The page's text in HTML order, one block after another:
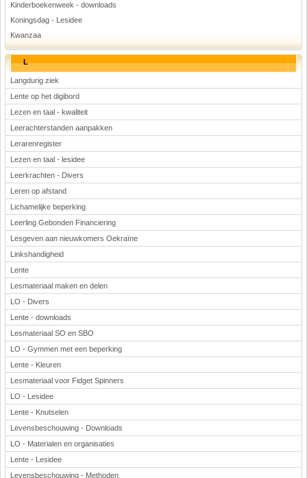
Kinderboekenweek - downloads
Koningsdag - Lesidee
Kwanzaa
L
Langdurig ziek
Lente op het digibord
Lezen en taal - kwaliteit
Leerachterstanden aanpakken
Lerarenregister
Lezen en taal - lesidee
Leerkrachten - Divers
Leren op afstand
Lichamelijke beperking
Leerling Gebonden Financiering
Lesgeven aan nieuwkomers Oekraïne
Linkshandigheid
Lente
Lesmateriaal maken en delen
LO - Divers
Lente - downloads
Lesmateriaal SO en SBO
LO - Gymmen met een beperking
Lente - Kleuren
Lesmateriaal voor Fidget Spinners
LO - Lesidee
Lente - Knutselen
Levensbeschouwing - Downloads
LO - Materialen en organisaties
Lente - Lesidee
Levensbeschouwing - Methoden